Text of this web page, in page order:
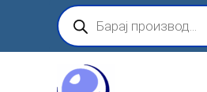
content
Products
search